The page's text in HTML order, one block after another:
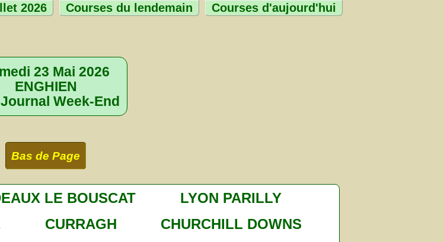
2026 Courses du lendemain Courses d'aujourd'hui
23 Mai 2026
ENGHIEN
Week-End
Bas de Page
LE BOUSCAT
LYON PARILLY
CURRAGH
CHURCHILL DOWNS